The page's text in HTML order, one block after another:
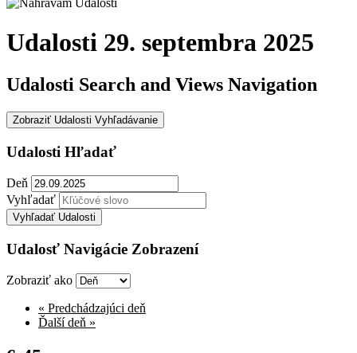
Udalosti 29. septembra 2025
Udalosti Search and Views Navigation
Zobraziť Udalosti Vyhľadávanie
Udalosti Hľadať
Deň
Vyhľadať
Udalosť Navigácie Zobrazení
Zobraziť ako
« Predchádzajúci deň
Ďalší deň »